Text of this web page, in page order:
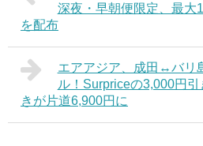
深夜・早朝便限定、最大
を配布
エアアジア、成田↔バリ
ル！Surpriceの3,000円
きが片道6,900円に